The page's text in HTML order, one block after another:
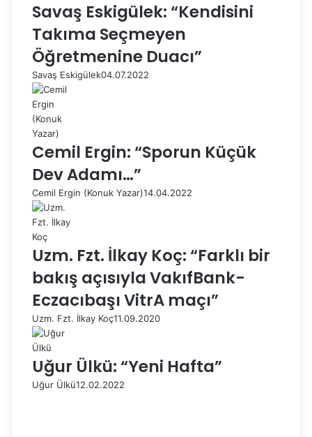
Savaş Eskigülek: “Kendisini
Takıma Seçmeyen
Öğretmenine Duacı”
Savaş Eskigülek04.07.2022
Cemil Ergin: “Sporun Küçük
Dev Adamı…”
Cemil Ergin (Konuk Yazar)14.04.2022
Uzm. Fzt. İlkay Koç: “Farklı bir
bakış açısıyla VakıfBank-
Eczacıbaşı VitrA maçı”
Uzm. Fzt. İlkay Koç11.09.2020
Uğur Ülkü: “Yeni Hafta”
Uğur Ülkü12.02.2022